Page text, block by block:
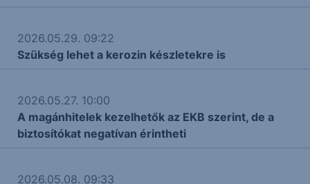
2026.05.29. 09:22
Szükség lehet a kerozin készletekre is
2026.05.27. 10:00
A magánhitelek kezelhetők az EKB szerint, de a
biztosítókat negatívan érintheti
2026.05.08. 09:33